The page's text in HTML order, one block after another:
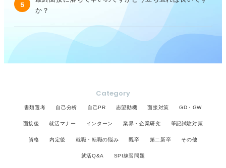
5
か？
Category
書類選考 自己分析 自己PR 志望動機 面接対策 GD・GW
面接後 就活マナー インターン 業界・企業研究 筆記試験対策
資格 内定後 就職・転職の悩み 既卒 第二新卒 その他
就活Q&A SPI練習問題